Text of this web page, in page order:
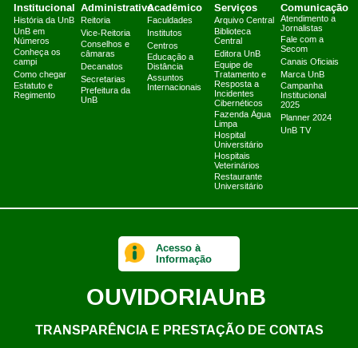
Institucional
História da UnB
UnB em
Números
Conheça os
campi
Como chegar
Estatuto e
Regimento
Administrativo
Reitoria
Vice-Reitoria
Conselhos e
câmaras
Decanatos
Secretarias
Prefeitura da
UnB
Acadêmico
Faculdades
Institutos
Centros
Educação a
Distância
Assuntos
Internacionais
Serviços
Arquivo Central
Biblioteca
Central
Editora UnB
Equipe de
Tratamento e
Resposta a
Incidentes
Cibernéticos
Fazenda Água
Limpa
Hospital
Universitário
Hospitais
Veterinários
Restaurante
Universitário
Comunicação
Atendimento a
Jornalistas
Fale com a
Secom
Canais Oficiais
Marca UnB
Campanha
Institucional
2025
Planner 2024
UnB TV
Acesso à
Informação
OUVIDORIAUnB
TRANSPARÊNCIA E PRESTAÇÃO DE CONTAS